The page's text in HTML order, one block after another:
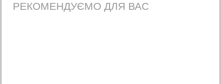
РЕКОМЕНДУЄМО ДЛЯ ВАС